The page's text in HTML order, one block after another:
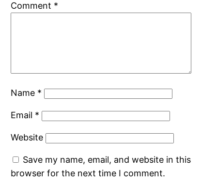
Comment *
Name *
Email *
Website
Save my name, email, and website in this
browser for the next time I comment.